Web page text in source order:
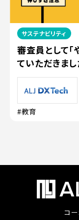
サステナビリティ
審査員として「
ていただきま
#教育
コ